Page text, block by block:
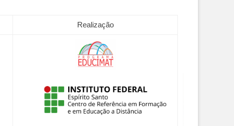
Realização